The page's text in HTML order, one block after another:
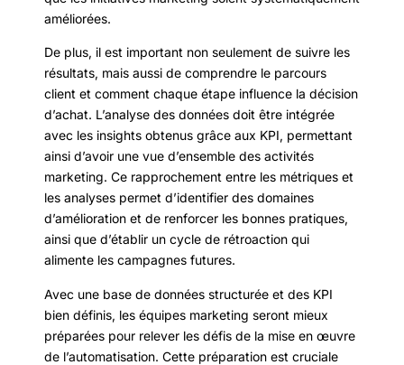
améliorées.
De plus, il est important non seulement de suivre les
résultats, mais aussi de comprendre le parcours
client et comment chaque étape influence la décision
d’achat. L’analyse des données doit être intégrée
avec les insights obtenus grâce aux KPI, permettant
ainsi d’avoir une vue d’ensemble des activités
marketing. Ce rapprochement entre les métriques et
les analyses permet d’identifier des domaines
d’amélioration et de renforcer les bonnes pratiques,
ainsi que d’établir un cycle de rétroaction qui
alimente les campagnes futures.
Avec une base de données structurée et des KPI
bien définis, les équipes marketing seront mieux
préparées pour relever les défis de la mise en œuvre
de l’automatisation. Cette préparation est cruciale